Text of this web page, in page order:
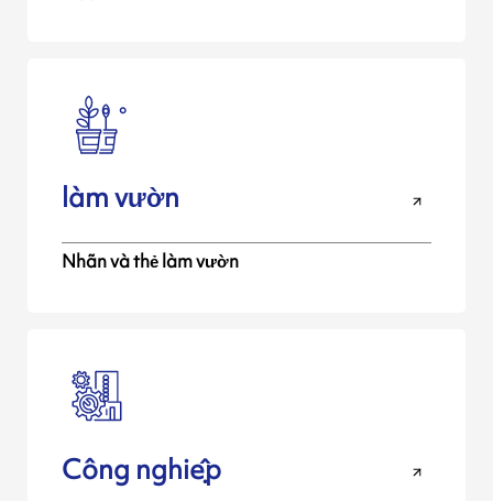
làm vườn
Nhãn và thẻ làm vườn
Công nghiệp